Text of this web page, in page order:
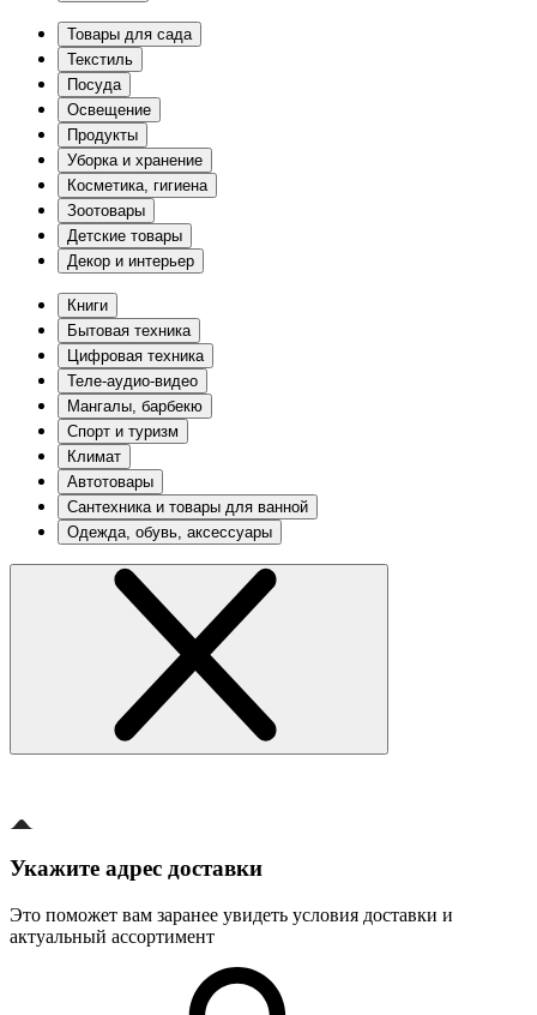
Товары для сада
Текстиль
Посуда
Освещение
Продукты
Уборка и хранение
Косметика, гигиена
Зоотовары
Детские товары
Декор и интерьер
Книги
Бытовая техника
Цифровая техника
Теле-аудио-видео
Мангалы, барбекю
Спорт и туризм
Климат
Автотовары
Сантехника и товары для ванной
Одежда, обувь, аксессуары
Укажите адрес доставки
Это поможет вам заранее увидеть условия доставки и
актуальный ассортимент